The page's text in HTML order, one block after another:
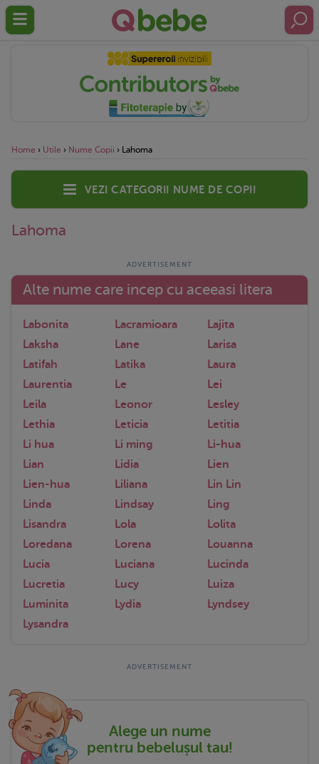
Home › Utile › Nume Copii › Lahoma
Vezi categorii nume de copii
Lahoma
Alte nume care incep cu aceeasi litera
Labonita Lacramioara
Lajita
Laksha
Lane
Larisa
Latifah
Latika
Laura
Laurentia
Le
Lei
Leila
Leonor
Lesley
Lethia
Leticia
Letitia
Li hua
Li ming
Li-hua
Lian
Lidia
Lien
Lien-hua
Liliana
Lin Lin
Linda
Lindsay
Ling
Lisandra
Lola
Lolita
Loredana
Lorena
Louanna
Lucia
Luciana
Lucinda
Lucretia
Lucy
Luiza
Luminita
Lydia
Lyndsey
Lysandra
Alege un nume
pentru bebelușul tau!